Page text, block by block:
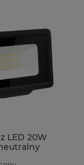
LED 20W